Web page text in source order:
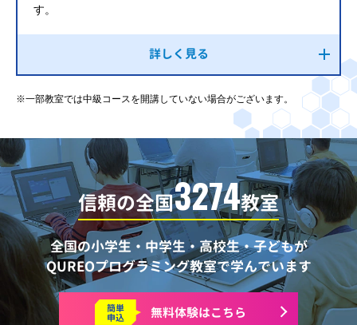
す。
詳しく見る
※一部教室では中級コースを開講していない場合がございます。
信頼の全国3274教室
全国の小学生・中学生・高校生・子どもが
QUREOプログラミング教室で学んでいます
簡単
申込 無料体験はこちら